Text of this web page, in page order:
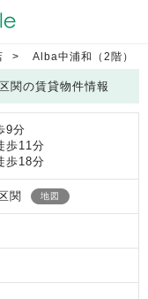
Alba中浦和（2階）
関の賃貸物件情報
9分
歩11分
歩18分
関 地図